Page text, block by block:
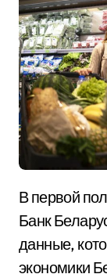
В первой половине месяца Национальный
Банк
данные,
экономики